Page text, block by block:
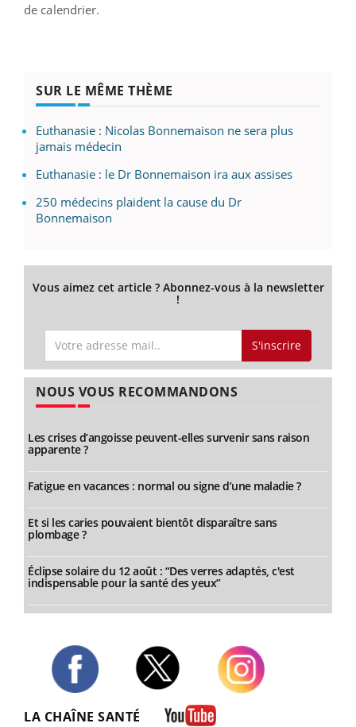
de calendrier.
SUR LE MÊME THÈME
Euthanasie : Nicolas Bonnemaison ne sera plus
jamais médecin
Euthanasie : le Dr Bonnemaison ira aux assises
250 médecins plaident la cause du Dr
Bonnemaison
Vous aimez cet article ? Abonnez-vous à la newsletter
!
S'inscrire
NOUS VOUS RECOMMANDONS
Les crises d’angoisse peuvent-elles survenir sans raison
apparente ?
Fatigue en vacances : normal ou signe d’une maladie ?
Et si les caries pouvaient bientôt disparaître sans
plombage ?
Éclipse solaire du 12 août : “Des verres adaptés, c'est
indispensable pour la santé des yeux”
LA CHAÎNE SANTÉ